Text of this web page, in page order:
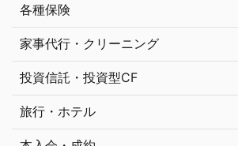
各種保険
家事代行・クリーニング
投資信託・投資型CF
旅行・ホテル